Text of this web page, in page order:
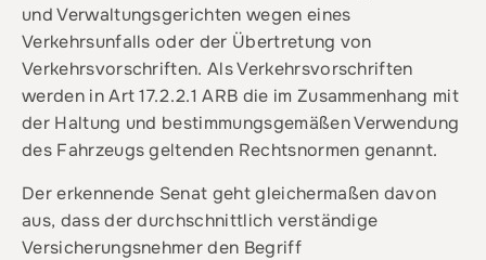
und Verwaltungsgerichten wegen eines
Verkehrsunfalls oder der Übertretung von
Verkehrsvorschriften. Als Verkehrsvorschriften
werden in Art 17.2.2.1 ARB die im Zusammenhang mit
der Haltung und bestimmungsgemäßen Verwendung
des Fahrzeugs geltenden Rechtsnormen genannt.
Der erkennende Senat geht gleichermaßen davon
aus, dass der durchschnittlich verständige
Versicherungsnehmer den Begriff